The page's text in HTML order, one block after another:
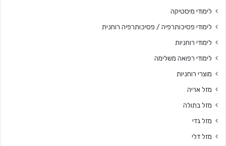
לימודי מיסטיקה
לימודי פסיכותרפיה / פסיכותרפיה רוחנית
לימודי רוחניות
לימודי רפואה משלימה
מוצרי רוחניות
מזל אריה
מזל בתולה
מזל גדי
מזל דלי